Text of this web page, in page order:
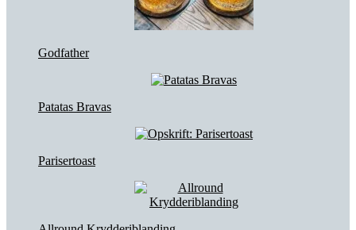
Godfather
Patatas Bravas
Parisertoast